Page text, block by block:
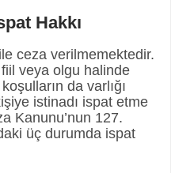
Hakkı
ceza verilmemektedir.
veya olgu halinde
da varlığı
istinadı ispat etme
Kanunu’nun 127.
üç durumda ispat